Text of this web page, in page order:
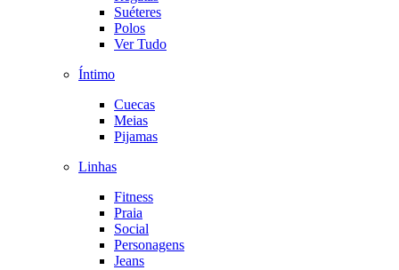
Suéteres
Polos
Ver Tudo
Íntimo
Cuecas
Meias
Pijamas
Linhas
Fitness
Praia
Social
Personagens
Jeans